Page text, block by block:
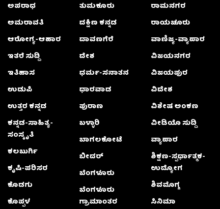
ಅಪರಾಧ
ಅಮರಾವತಿ
ಆರೋಗ್ಯ-ಆಹಾರ
ಇತರೆ ಸುದ್ದಿ
ಇತಿಹಾಸ
ಉಡುಪಿ
ಉತ್ತರ ಕನ್ನಡ
ಕನ್ನಡ-ಸಾಹಿತ್ಯ-
ಸಂಸ್ಕೃತಿ
ಕಲಬುರ್ಗಿ
ಕೃಷಿ-ಪರಿಸರ
ಕೊಡಗು
ಕೊಪ್ಪಳ
ತುಮಕೂರು
ದಕ್ಷಿಣ ಕನ್ನಡ
ದಾವಣಗೆರೆ
ದೇಶ
ಧರ್ಮ-ಸನಾತನ
ಧಾರವಾಡ
ಪುರಾಣ
ಬಳ್ಳಾರಿ
ಬಾಗಲಕೋಟೆ
ಬೀದರ್
ಬೆಂಗಳೂರು
ಬೆಂಗಳೂರು
ಗ್ರಾಮಾಂತರ
ರಾಮನಗರ
ರಾಯಚೂರು
ವಾಣಿಜ್ಯ-ವ್ಯಾಪಾರ
ವಿಜಯನಗರ
ವಿಜಯಪುರ
ವಿದೇಶ
ವಿಶೇಷ ಅಂಕಣ
ವೀಡಿಯೊ ಸುದ್ದಿ
ವ್ಯಾಪಾರ
ಶಿಕ್ಷಣ-ಸ್ಪರ್ಧಾತ್ಮಕ-
ಉದ್ಯೋಗ
ಶಿವಮೊಗ್ಗ
ಸಿನಿಮಾ